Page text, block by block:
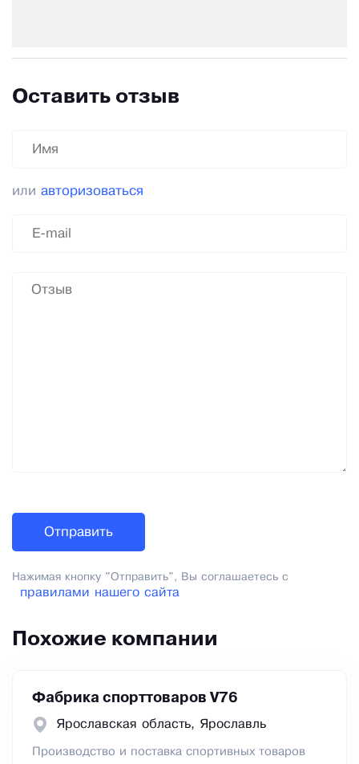
Оставить отзыв
или авторизоваться
Нажимая кнопку "Отправить", Вы соглашаетесь с
правилами нашего сайта
Похожие компании
Фабрика спорттоваров V76
Ярославская область, Ярославль
Производство и поставка спортивных товаров